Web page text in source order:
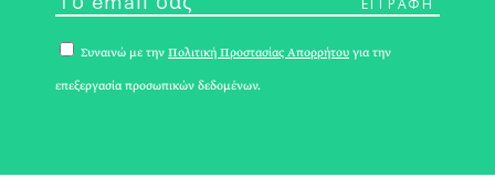
Συναινώ με την Πολιτική Προστασίας Απορρήτου για την
επεξεργασία προσωπικών δεδομένων.